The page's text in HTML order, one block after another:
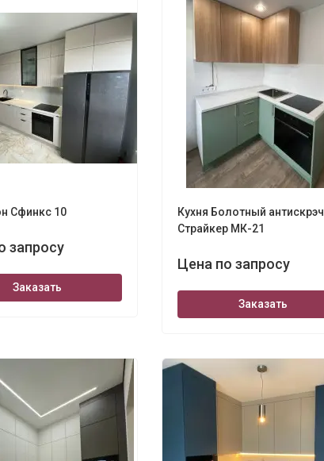
Сфинкс 10
запросу
Заказать
Кухня Болотный антискрэч
Страйкер МК-21
Цена по запросу
Заказать